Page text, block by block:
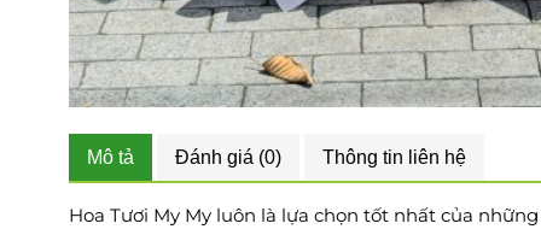
Mô tả Đánh giá (0) Thông tin liên hệ
Hoa Tươi My My luôn là lựa chọn tốt nhất của